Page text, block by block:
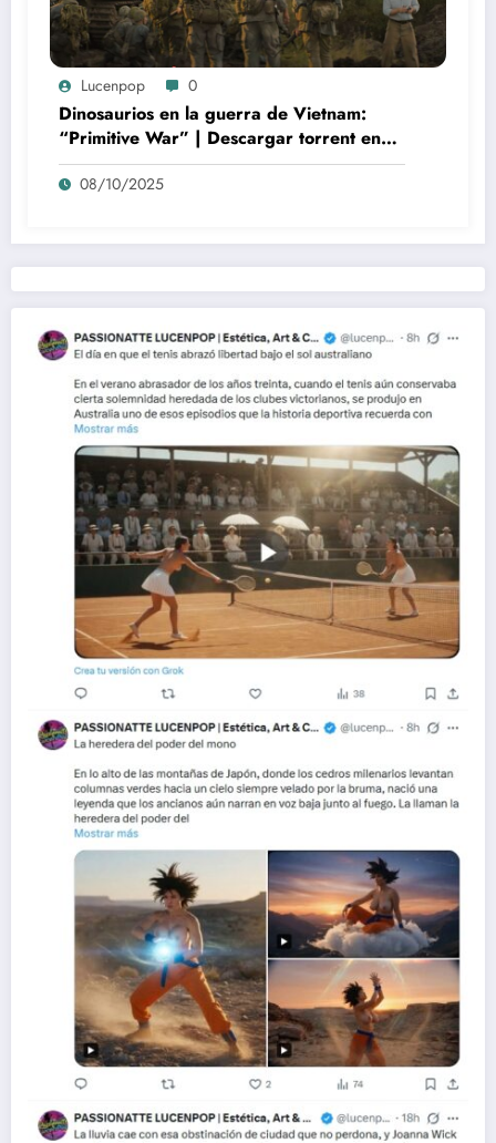
Lucenpop 0
Dinosaurios en la guerra de Vietnam:
“Primitive War” | Descargar torrent en
español
08/10/2025